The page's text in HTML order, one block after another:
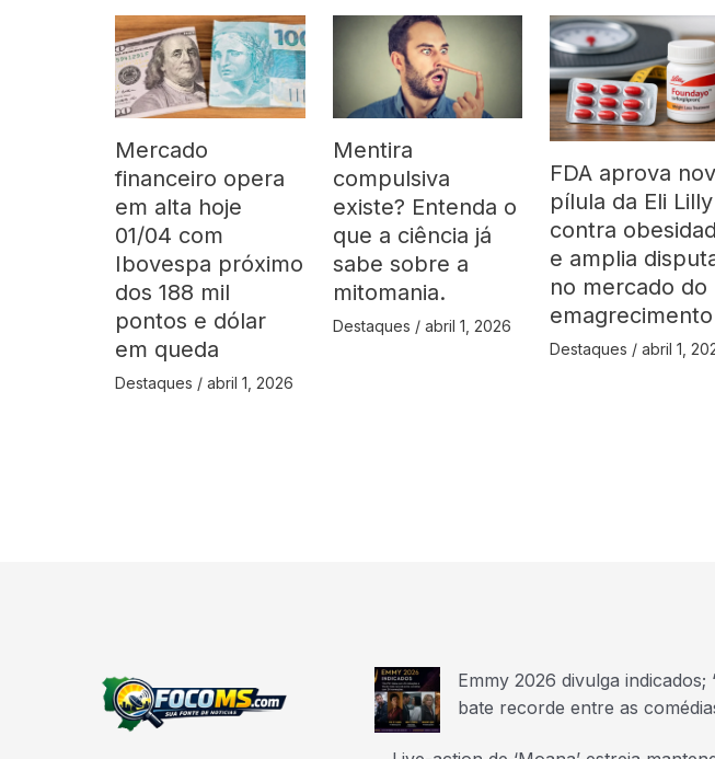
Mercado
financeiro opera
em alta hoje
01/04 com
Ibovespa próximo
dos 188 mil
pontos e dólar
em queda
Destaques / abril 1, 2026
Mentira
compulsiva
existe? Entenda o
que a ciência já
sabe sobre a
mitomania.
Destaques / abril 1, 2026
FDA aprova
pílula da Eli Lilly
contra
e amplia
no mercado do
emagrecimento
Destaques /abril 1,
Emmy 2026 divulga indicados;
bate recorde entre as